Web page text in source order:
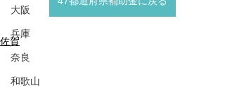
大阪
兵庫
奈良
和歌山
佐賀